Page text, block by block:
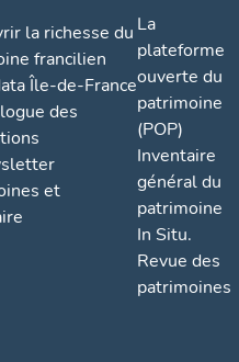
la richesse du
francilien
Île-de-France
des
et
La
plateforme
ouverte du
patrimoine
(POP)
Inventaire
général du
patrimoine
In Situ.
Revue des
patrimoines